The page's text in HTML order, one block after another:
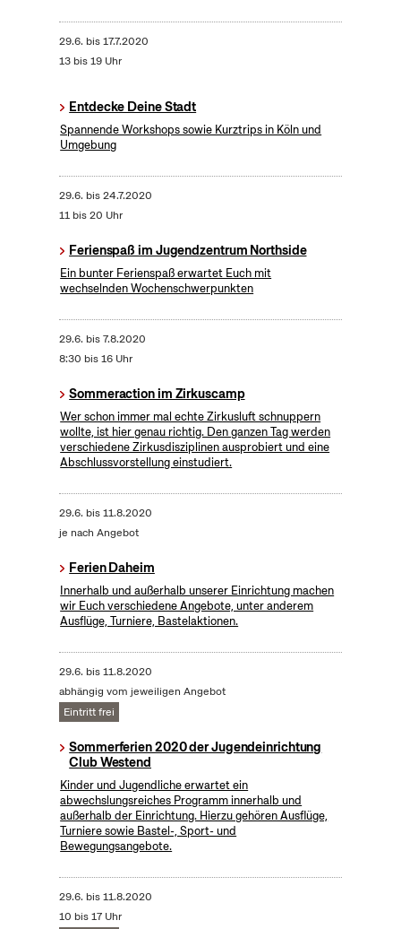
29.6. bis17.7.2020
13 bis 19 Uhr
Entdecke Deine Stadt
Spannende Workshops sowie Kurztrips in Köln und
Umgebung
29.6. bis24.7.2020
11 bis 20 Uhr
Ferienspaß im Jugendzentrum Northside
Ein bunter Ferienspaß erwartet Euch mit
wechselnden Wochenschwerpunkten
29.6. bis7.8.2020
8:30 bis 16 Uhr
Sommeraction im Zirkuscamp
Wer schon immer mal echte Zirkusluft schnuppern
wollte, ist hier genau richtig. Den ganzen Tag werden
verschiedene Zirkusdisziplinen ausprobiert und eine
Abschlussvorstellung einstudiert.
29.6. bis11.8.2020
je nach Angebot
Ferien Daheim
Innerhalb und außerhalb unserer Einrichtung machen
wir Euch verschiedene Angebote, unter anderem
Ausflüge, Turniere, Bastelaktionen.
29.6. bis11.8.2020
abhängig vom jeweiligen Angebot
Eintritt frei
Sommerferien 2020 der Jugendeinrichtung
Club Westend
Kinder und Jugendliche erwartet ein
abwechslungsreiches Programm innerhalb und
außerhalb der Einrichtung. Hierzu gehören Ausflüge,
Turniere sowie Bastel-, Sport- und
Bewegungsangebote.
29.6. bis11.8.2020
10 bis 17 Uhr